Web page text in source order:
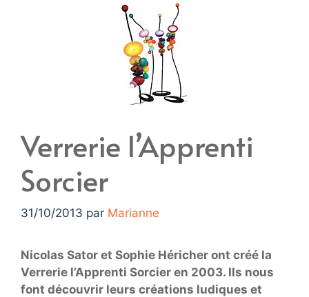
Verrerie l’Apprenti
Sorcier
31/10/2013 par Marianne
Nicolas Sator et Sophie Héricher ont créé la
Verrerie l’Apprenti Sorcier en 2003. Ils nous
font découvrir leurs créations ludiques et